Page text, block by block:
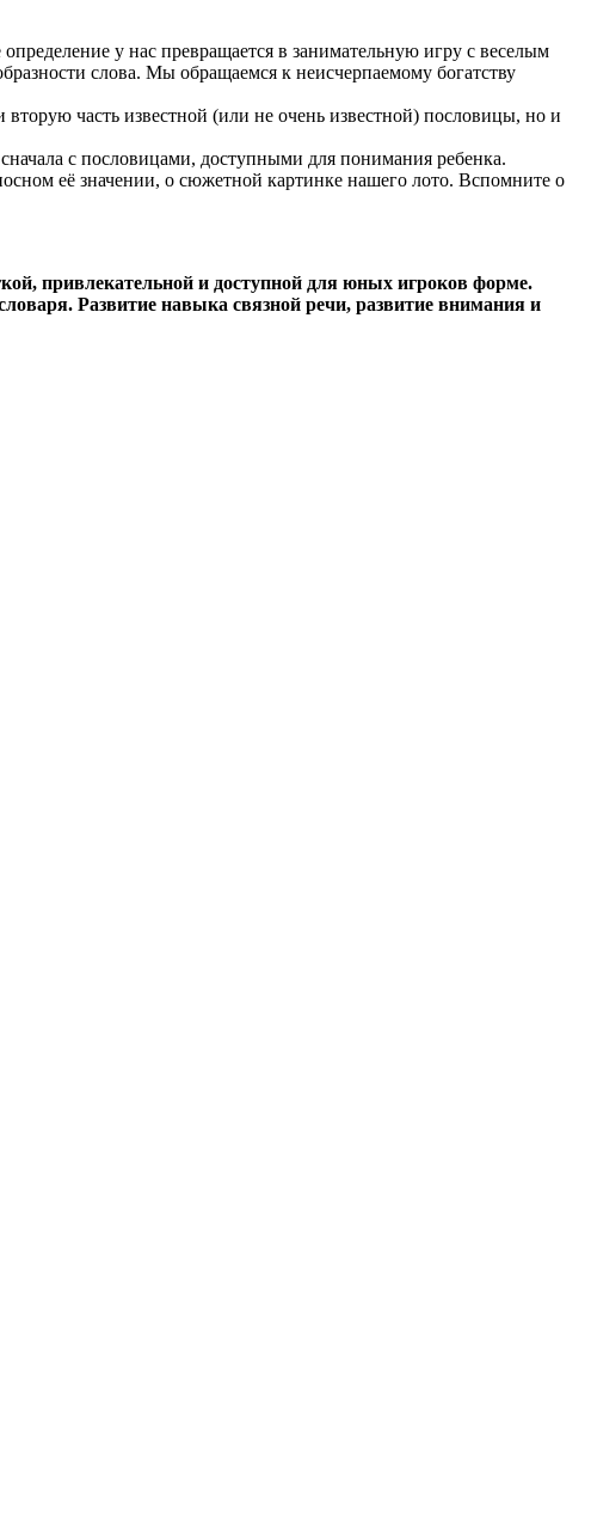
у нас превращается в занимательную игру с веселым
слова. Мы обращаемся к неисчерпаемому богатству
часть известной (или не очень известной) пословицы, но и
с пословицами, доступными для понимания ребенка.
её значении, о сюжетной картинке нашего лото. Вспомните о
привлекательной и доступной для юных игроков форме.
Развитие навыка связной речи, развитие внимания и